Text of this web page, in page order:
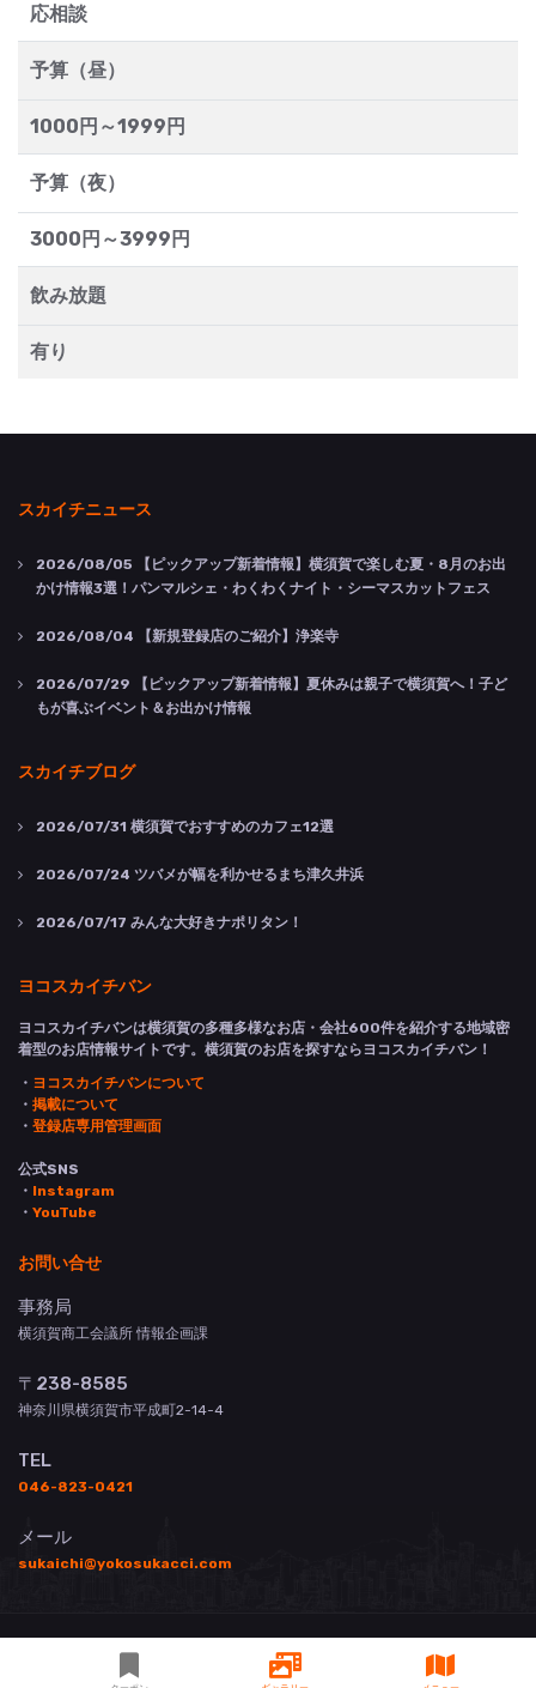
応相談
予算（昼）
1000円～1999円
予算（夜）
3000円～3999円
飲み放題
有り
スカイチニュース
2026/08/05 【ピックアップ新着情報】横須賀で楽しむ夏・8月のお出
かけ情報3選！パンマルシェ・わくわくナイト・シーマスカットフェス
2026/08/04 【新規登録店のご紹介】浄楽寺
2026/07/29 【ピックアップ新着情報】夏休みは親子で横須賀へ！子ど
もが喜ぶイベント＆お出かけ情報
スカイチブログ
2026/07/31 横須賀でおすすめのカフェ12選
2026/07/24 ツバメが幅を利かせるまち津久井浜
2026/07/17 みんな大好きナポリタン！
ヨコスカイチバン
ヨコスカイチバンは横須賀の多種多様なお店・会社600件を紹介する地域密
着型のお店情報サイトです。横須賀のお店を探すならヨコスカイチバン！
・ ヨコスカイチバンについて
・ 掲載について
・ 登録店専用管理画面
公式SNS
・ Instagram
・ YouTube
お問い合せ
事務局
横須賀商工会議所 情報企画課
〒238-8585
神奈川県横須賀市平成町2-14-4
TEL
046-823-0421
メール
sukaichi@yokosukacci.com
© 横須賀商工会議所 All Rights Reserved.
掲載について
お問い合わせ 3